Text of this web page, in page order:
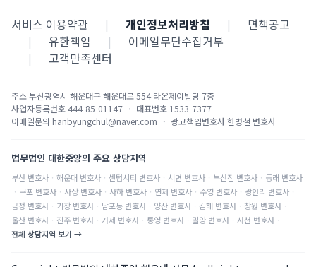
서비스 이용약관 | 개인정보처리방침 |
면책공고
|
유한책임 |
이메일무단수집거부
|
고객만족센터
주소부산광역시 해운대구 해운대로 554 라온제이빌딩 7층
사업자등록번호 444-85-01147 · 대표번호 1533-7377
이메일문의 hanbyungchul@naver.com · 광고책임변호사한병철 변호사
법무법인 대한중앙의 주요 상담지역
부산 변호사 · 해운대 변호사 · 센텀시티 변호사 · 서면 변호사 · 부산진 변호사 · 동래 변호사
· 구포 변호사 · 사상 변호사 · 사하 변호사 · 연제 변호사 · 수영 변호사 · 광안리 변호사 ·
금정 변호사 · 기장 변호사 · 남포동 변호사 · 양산 변호사 · 김해 변호사 · 창원 변호사 ·
울산 변호사 · 진주 변호사 · 거제 변호사 · 통영 변호사 · 밀양 변호사 · 사천 변호사 ·
전체 상담지역 보기 →